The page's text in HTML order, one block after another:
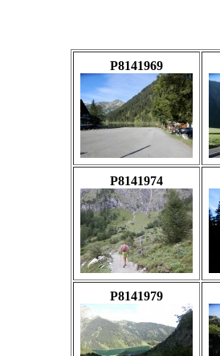
P8141969
P8141974
P8141979